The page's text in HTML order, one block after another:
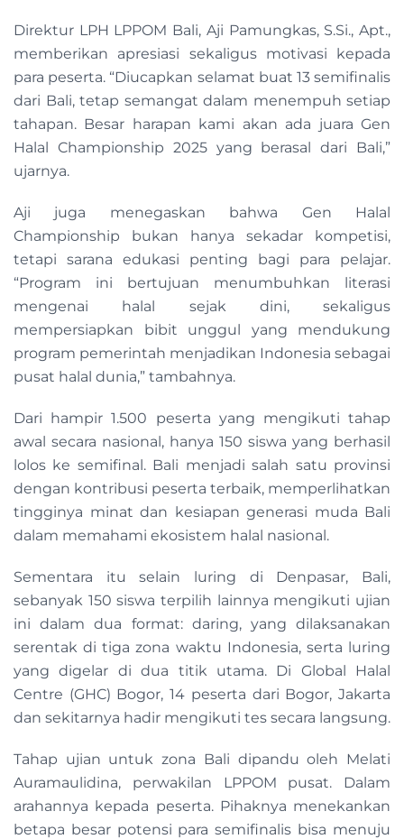
Direktur LPH LPPOM Bali, Aji Pamungkas, S.Si., Apt.,
memberikan apresiasi sekaligus motivasi kepada
para peserta. “Diucapkan selamat buat 13 semifinalis
dari Bali, tetap semangat dalam menempuh setiap
tahapan. Besar harapan kami akan ada juara Gen
Halal Championship 2025 yang berasal dari Bali,”
ujarnya.
Aji juga menegaskan bahwa Gen Halal
Championship bukan hanya sekadar kompetisi,
tetapi sarana edukasi penting bagi para pelajar.
“Program ini bertujuan menumbuhkan literasi
mengenai halal sejak dini, sekaligus
mempersiapkan bibit unggul yang mendukung
program pemerintah menjadikan Indonesia sebagai
pusat halal dunia,” tambahnya.
Dari hampir 1.500 peserta yang mengikuti tahap
awal secara nasional, hanya 150 siswa yang berhasil
lolos ke semifinal. Bali menjadi salah satu provinsi
dengan kontribusi peserta terbaik, memperlihatkan
tingginya minat dan kesiapan generasi muda Bali
dalam memahami ekosistem halal nasional.
Sementara itu selain luring di Denpasar, Bali,
sebanyak 150 siswa terpilih lainnya mengikuti ujian
ini dalam dua format: daring, yang dilaksanakan
serentak di tiga zona waktu Indonesia, serta luring
yang digelar di dua titik utama. Di Global Halal
Centre (GHC) Bogor, 14 peserta dari Bogor, Jakarta
dan sekitarnya hadir mengikuti tes secara langsung.
Tahap ujian untuk zona Bali dipandu oleh Melati
Auramaulidina, perwakilan LPPOM pusat. Dalam
arahannya kepada peserta. Pihaknya menekankan
betapa besar potensi para semifinalis bisa menuju